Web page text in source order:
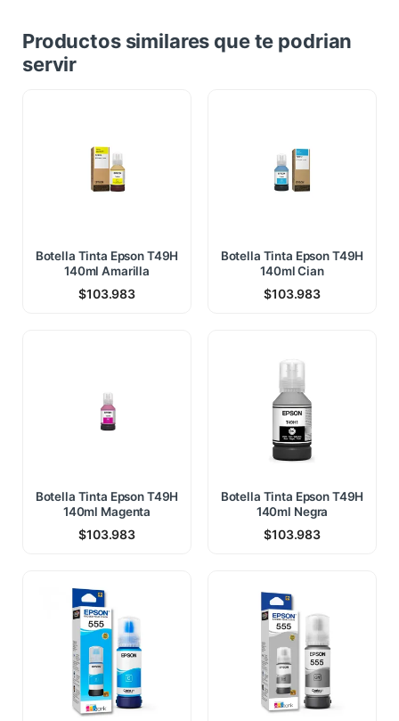
Productos similares que te podrian
servir
Botella Tinta Epson T49H
140ml Amarilla
$103.983
Botella Tinta Epson T49H
140ml Cian
$103.983
Botella Tinta Epson T49H
140ml Magenta
$103.983
Botella Tinta Epson T49H
140ml Negra
$103.983